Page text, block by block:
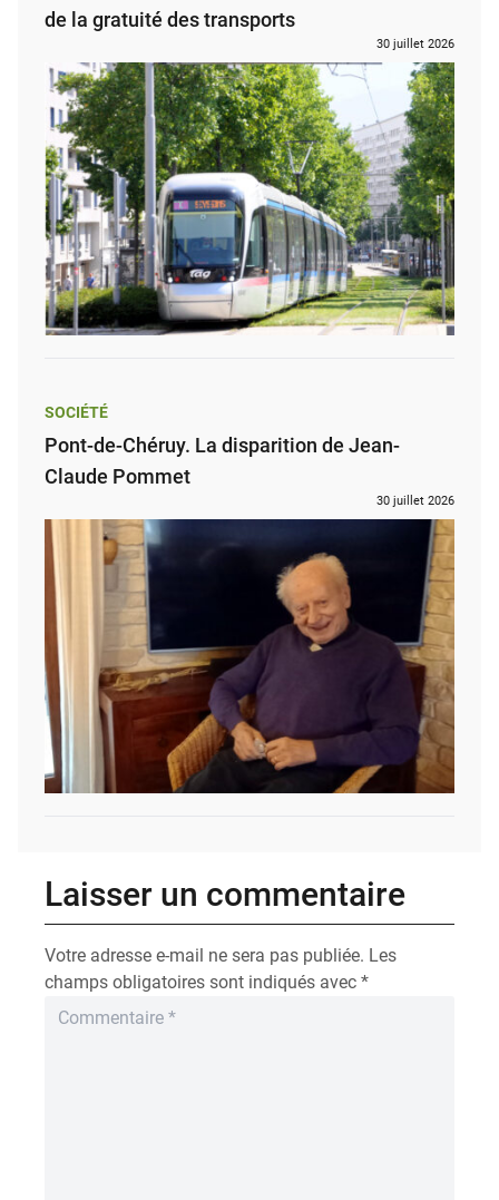
de la gratuité des transports
30 juillet 2026
SOCIÉTÉ
Pont-de-Chéruy. La disparition de Jean-
Claude Pommet
30 juillet 2026
Laisser un commentaire
Votre adresse e-mail ne sera pas publiée. Les
champs obligatoires sont indiqués avec *